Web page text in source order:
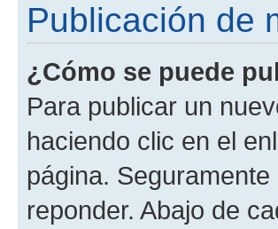
Publicación de
¿Cómo se puede
Para publicar un
haciendo clic en el
página.
reponder. Abajo de